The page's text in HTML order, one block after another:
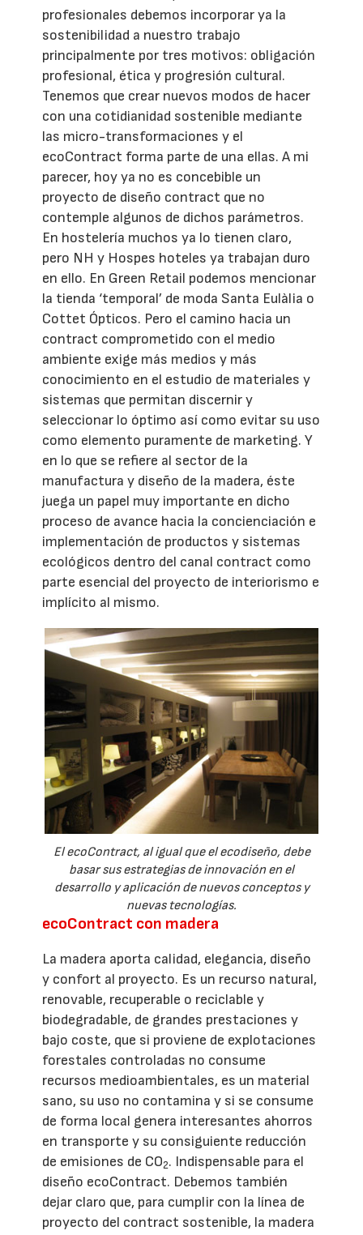
profesionales debemos incorporar ya la
sostenibilidad a nuestro trabajo
principalmente por tres motivos: obligación
profesional, ética y progresión cultural.
Tenemos que crear nuevos modos de hacer
con una cotidianidad sostenible mediante
las micro-transformaciones y el
ecoContract forma parte de una ellas. A mi
parecer, hoy ya no es concebible un
proyecto de diseño contract que no
contemple algunos de dichos parámetros.
En hostelería muchos ya lo tienen claro,
pero NH y Hospes hoteles ya trabajan duro
en ello. En Green Retail podemos mencionar
la tienda ‘temporal’ de moda Santa Eulàlia o
Cottet Ópticos. Pero el camino hacia un
contract comprometido con el medio
ambiente exige más medios y más
conocimiento en el estudio de materiales y
sistemas que permitan discernir y
seleccionar lo óptimo así como evitar su uso
como elemento puramente de marketing. Y
en lo que se refiere al sector de la
manufactura y diseño de la madera, éste
juega un papel muy importante en dicho
proceso de avance hacia la concienciación e
implementación de productos y sistemas
ecológicos dentro del canal contract como
parte esencial del proyecto de interiorismo e
implícito al mismo.
El ecoContract, al igual que el ecodiseño, debe
basar sus estrategias de innovación en el
desarrollo y aplicación de nuevos conceptos y
nuevas tecnologías.
ecoContract con madera
La madera aporta calidad, elegancia, diseño
y confort al proyecto. Es un recurso natural,
renovable, recuperable o reciclable y
biodegradable, de grandes prestaciones y
bajo coste, que si proviene de explotaciones
forestales controladas no consume
recursos medioambientales, es un material
sano, su uso no contamina y si se consume
de forma local genera interesantes ahorros
en transporte y su consiguiente reducción
de emisiones de CO2. Indispensable para el
diseño ecoContract. Debemos también
dejar claro que, para cumplir con la línea de
proyecto del contract sostenible, la madera